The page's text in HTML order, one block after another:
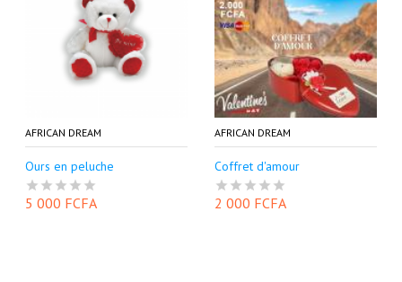
AFRICAN DREAM
Ours en peluche
5 000 FCFA
AFRICAN DREAM
Coffret d'amour
2 000 FCFA